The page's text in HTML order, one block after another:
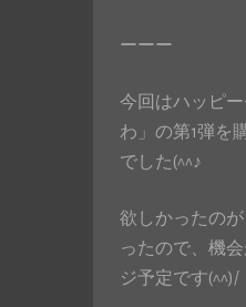
ーーー
今回はハッピ
わ」の第1弾を
でした(^^♪
欲しかったの
ったので、機
ジ予定です(^^)/